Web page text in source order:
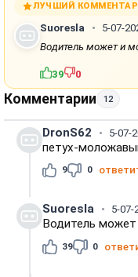
ЛУЧШИЙ
Suoresla
5-07-
Водитель может и
39 0
Комментарии 12
DronS62 5-07-
петух-
9 0
Suoresla 5-07-
Водитель
39 0